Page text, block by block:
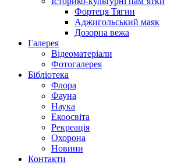
Фортеця Тягин
Аджигольський маяк
Дозорна вежа
Галерея
Відеоматеріали
Фотогалерея
Бібліотека
Флора
Фауна
Наука
Екоосвіта
Рекреація
Охорона
Новини
Контакти